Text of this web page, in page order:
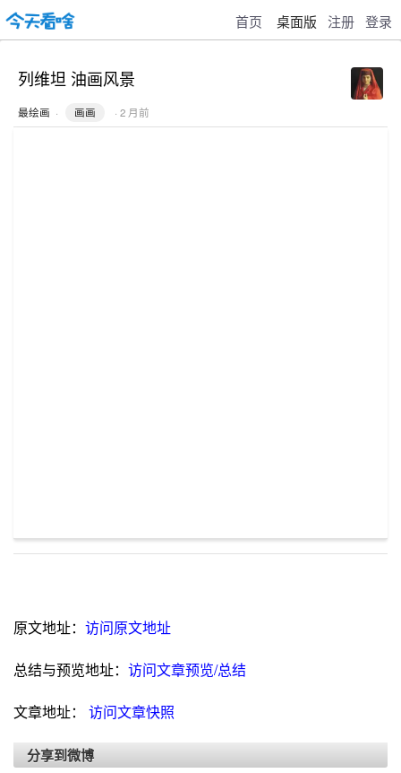
首页 桌面版 注册 登录
列维坦 油画风景
最绘画 · 画画 · 2 月前
原文地址： 访问原文地址
总结与预览地址： 访问文章预览/总结
文章地址： 访问文章快照
分享到微博